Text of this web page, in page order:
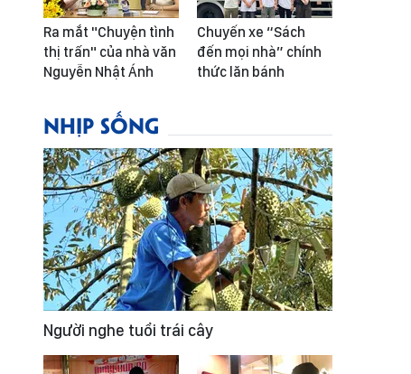
Ra mắt "Chuyện tình
thị trấn" của nhà văn
Nguyễn Nhật Ánh
Chuyến xe “Sách
đến mọi nhà” chính
thức lăn bánh
NHỊP SỐNG
Người nghe tuổi trái cây